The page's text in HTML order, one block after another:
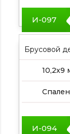
И-097
Брусовой
10,2х9
И-094